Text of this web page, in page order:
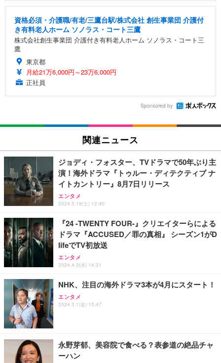
資格必須・介護職/有老/三鷹台駅/株式会社 創生事業団 介護付
き有料老人ホーム ソノラス・コート三鷹
株式会社創生事業団 介護付き有料老人ホーム ソノラス・コート三
鷹
東京都
月給21万6,000円～23万6,000円
正社員
Sponsored by
関連ニュース
ジョディ・フォスター、TVドラマで50年ぶり主
演！海外ドラマ『トゥルー・ディテクティブ ナ
イトカントリー』8月7日リリース
エンタメ
2024.5.18(土) 12:40
『24 -TWENTY FOUR-』クリエイターらによる
ドラマ『ACCUSED／罪の真相』 シーズン1がD
lifeでTV初放送
エンタメ
2024.4.3(水) 14:31
NHK、注目の海外ドラマ3本が4月にスタート！
エンタメ
2024.3.1(金) 15:47
永野芽郁、美容院で食べる？表参道の絶品チャ
ーハン